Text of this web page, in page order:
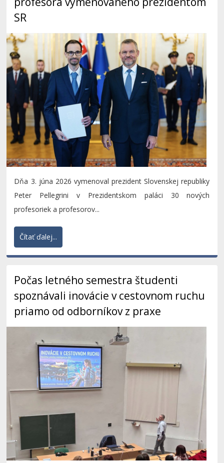
SR
Dňa 3. júna 2026 vymenoval prezident Slovenskej republiky
Peter Pellegrini v Prezidentskom paláci 30 nových
profesoriek a profesorov...
Čítať ďalej...
Počas letného semestra študenti
spoznávali inovácie v cestovnom ruchu
priamo od odborníkov z praxe